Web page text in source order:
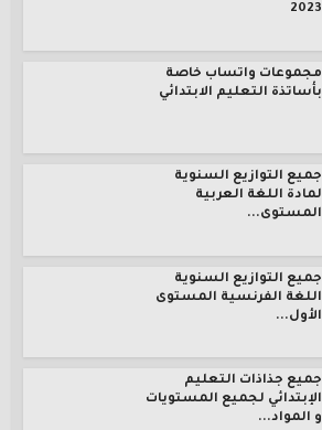
2023
مجموعات واتساب خاصة
بأساتذة التعليم الابتدائي
جميع التوازيع السنوية
لمادة اللغة العربية
المستوى...
جميع التوازيع السنوية
اللغة الفرنسية المستوى
الأول...
جميع جذاذات التعليم
الإبتدائي لجميع المستويات
و المواد...